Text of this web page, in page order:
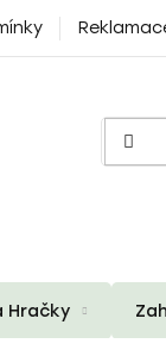
Hračky